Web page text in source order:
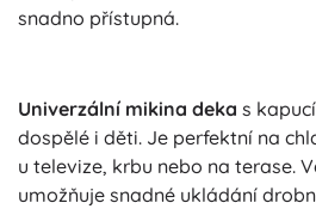
snadno přístupná.
Univerzální mikina deka s
dospělé i děti. Je perfektní na
u televize, krbu nebo na terase.
umožňuje snadné ukládání